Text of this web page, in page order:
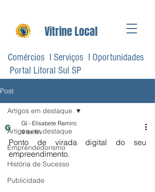
Vitrine Local
Comércios I Serviços I Oportunidades
Portal Litoral Sul SP
Post
Artigos em destaque
Emprendedorismo
História de Sucesso
Publicidade
Artigos em destaque
GI - Elisabete Ramiro
9 de fev.
Ponto de virada digital do seu
empreendimento.